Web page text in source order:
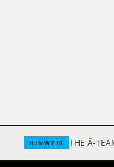
HINWEIS THE Ä-